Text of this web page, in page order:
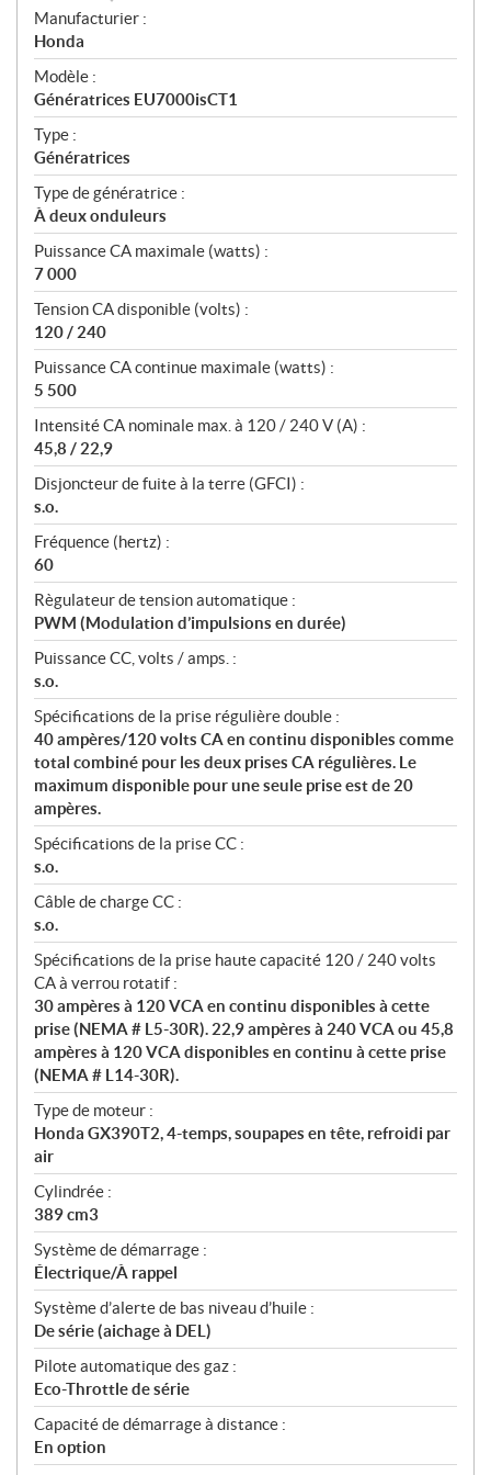
S
p
é
c
i
f
i
c
a
t
i
o
n
s
Manufacturier :
Honda
Modèle :
Génératrices EU7000isCT1
Type :
Génératrices
Type de génératrice :
À deux onduleurs
Puissance CA maximale (watts) :
7 000
Tension CA disponible (volts) :
120 / 240
Puissance CA continue maximale (watts) :
5 500
Intensité CA nominale max. à 120 / 240 V (A) :
45,8 / 22,9
Disjoncteur de fuite à la terre (GFCI) :
s.o.
Fréquence (hertz) :
60
Règulateur de tension automatique :
PWM (Modulation d’impulsions en durée)
Puissance CC, volts / amps. :
s.o.
Spécifications de la prise régulière double :
40 ampères/120 volts CA en continu disponibles comme
total combiné pour les deux prises CA régulières. Le
maximum disponible pour une seule prise est de 20
ampères.
Spécifications de la prise CC :
s.o.
Câble de charge CC :
s.o.
Spécifications de la prise haute capacité 120 / 240 volts
CA à verrou rotatif :
30 ampères à 120 VCA en continu disponibles à cette
prise (NEMA # L5-30R). 22,9 ampères à 240 VCA ou 45,8
ampères à 120 VCA disponibles en continu à cette prise
(NEMA # L14-30R).
Type de moteur :
Honda GX390T2, 4-temps, soupapes en tête, refroidi par
air
Cylindrée :
389 cm3
Système de démarrage :
Électrique/À rappel
Système d’alerte de bas niveau d’huile :
De série (aichage à DEL)
Pilote automatique des gaz :
Eco-Throttle de série
Capacité de démarrage à distance :
En option